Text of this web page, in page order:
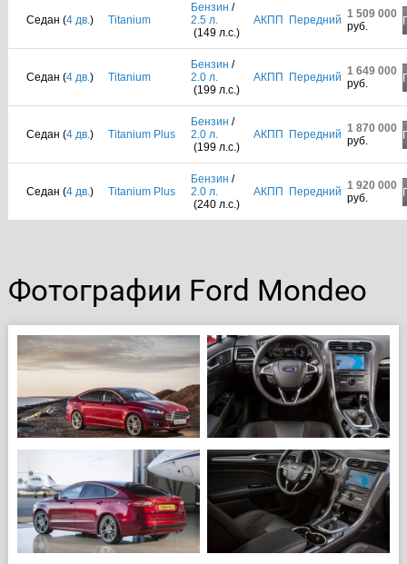
Седан (4 дв.) Titanium
Бензин /
2.5 л.
(149 л.с.)
АКПП Передний 1 509 000
руб.
Седан (4 дв.) Titanium
Бензин /
2.0 л.
(199 л.с.)
АКПП Передний 1 649 000
руб.
Седан (4 дв.) Titanium Plus
Бензин /
2.0 л.
(199 л.с.)
АКПП Передний 1 870 000
руб.
Седан (4 дв.) Titanium Plus
Бензин /
2.0 л.
(240 л.с.)
АКПП Передний 1 920 000
руб.
Фотографии Ford Mondeo